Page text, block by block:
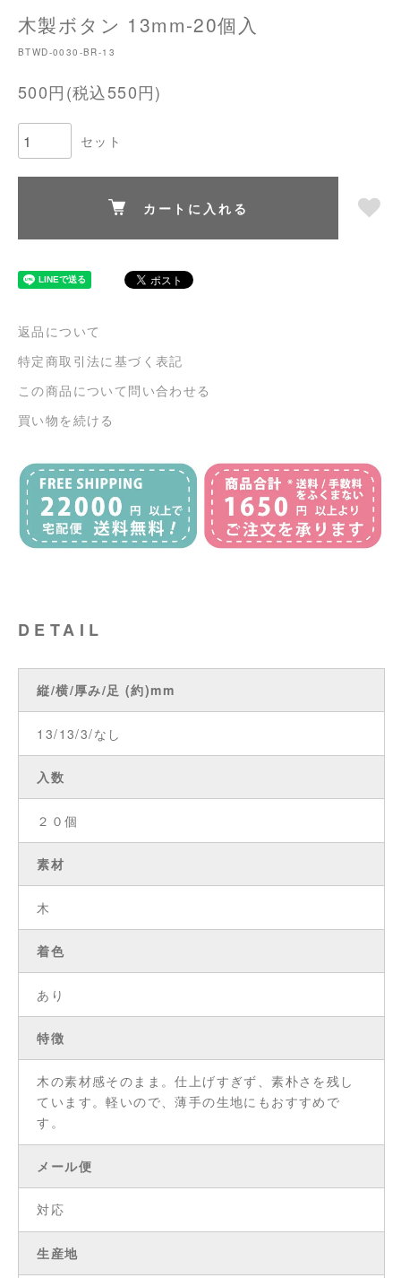
木製ボタン 13mm-20個入
BTWD-0030-BR-13
500円(税込550円)
セット
カートに入れる
返品について
特定商取引法に基づく表記
この商品について問い合わせる
買い物を続ける
DETAIL
縦/横/厚み/足 (約)mm
13/13/3/なし
入数
２０個
素材
木
着色
あり
特徴
木の素材感そのまま。仕上げすぎず、素朴さを残し
ています。軽いので、薄手の生地にもおすすめで
す。
メール便
対応
生産地